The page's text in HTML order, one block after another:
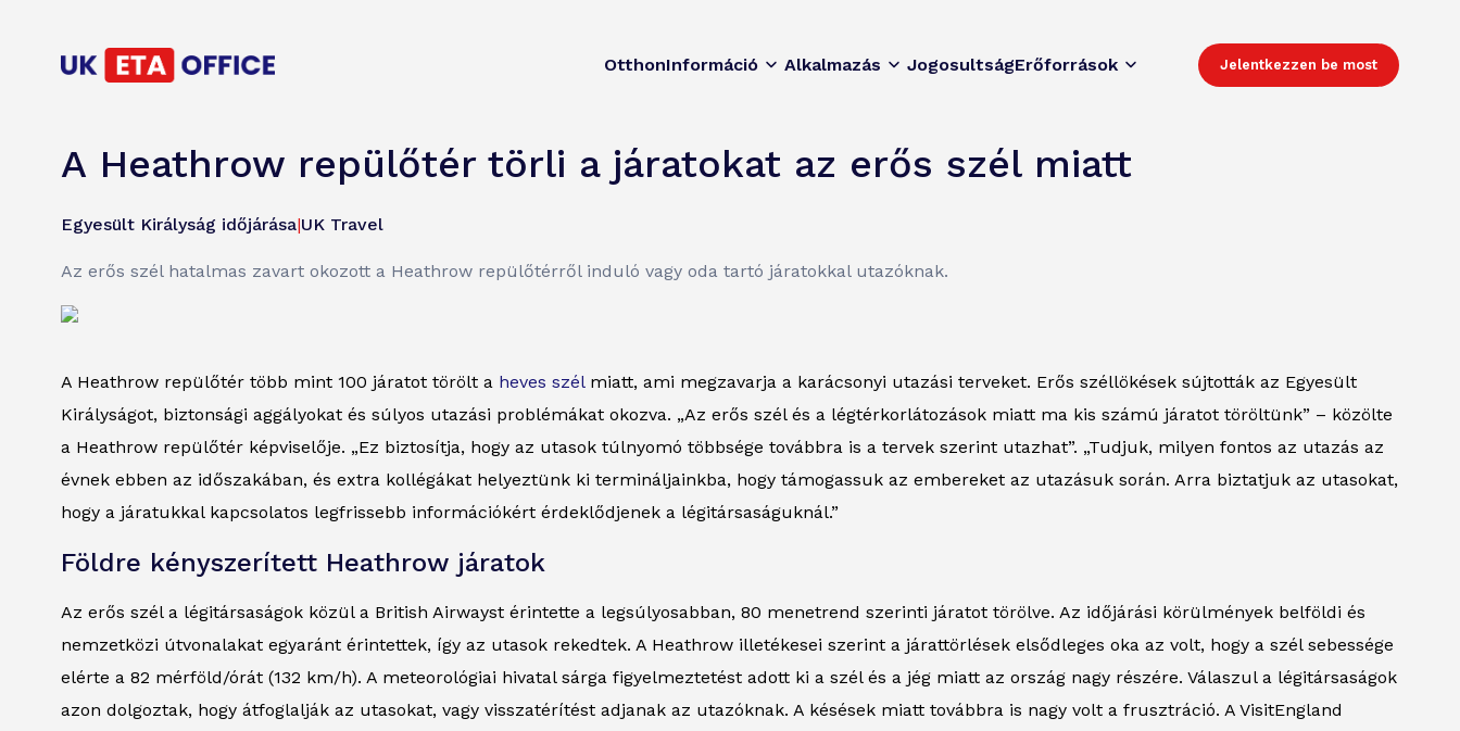
OtthonInformáció Alkalmazás JogosultságErőforrások Jelentkezzen be most
A Heathrow repülőtér törli a járatokat az erős szél miatt
Egyesült Királyság időjárása|UK Travel
Az erős szél hatalmas zavart okozott a Heathrow repülőtérről induló vagy oda tartó járatokkal utazóknak.
A Heathrow repülőtér több mint 100 járatot törölt a heves szélmiatt, ami megzavarja a karácsonyi utazási terveket. Erős széllökések sújtották az Egyesült
Királyságot, biztonsági aggályokat és súlyos utazási problémákat okozva. „Az erős szél és a légtérkorlátozások miatt ma kis számú járatot töröltünk” – közölte
a Heathrow repülőtér képviselője. „Ez biztosítja, hogy az utasok túlnyomó többsége továbbra is a tervek szerint utazhat”. „Tudjuk, milyen fontos az utazás az
évnek ebben az időszakában, és extra kollégákat helyeztünk ki termináljainkba, hogy támogassuk az embereket az utazásuk során. Arra biztatjuk az utasokat,
hogy a járatukkal kapcsolatos legfrissebb információkért érdeklődjenek a légitársaságuknál.”
Földre kényszerített Heathrow járatok
Az erős szél a légitársaságok közül a British Airwayst érintette a legsúlyosabban, 80 menetrend szerinti járatot törölve. Az időjárási körülmények belföldi és
nemzetközi útvonalakat egyaránt érintettek, így az utasok rekedtek. A Heathrow illetékesei szerint a járattörlések elsődleges oka az volt, hogy a szél sebessége
elérte a 82 mérföld/órát (132 km/h). A meteorológiai hivatal sárga figyelmeztetést adott ki a szél és a jég miatt az ország nagy részére. Válaszul a légitársaságok
azon dolgoztak, hogy átfoglalják az utasokat, vagy visszatérítést adjanak az utazóknak. A késések miatt továbbra is nagy volt a frusztráció. A VisitEngland